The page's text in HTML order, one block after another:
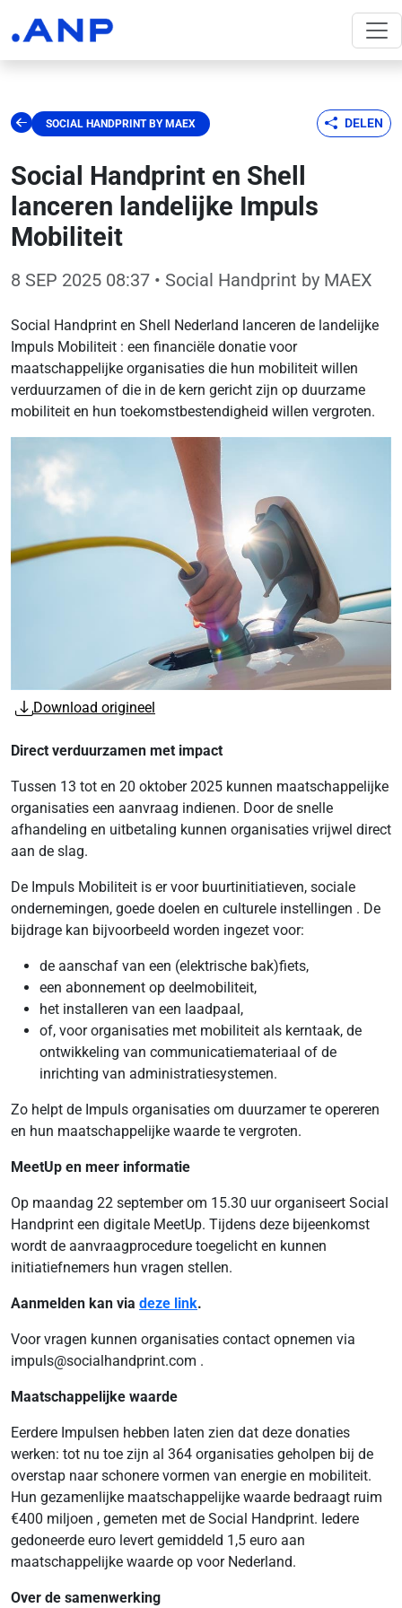
SOCIAL HANDPRINT BY MAEX DELEN
Social Handprint en Shell
lanceren landelijke Impuls
Mobiliteit
8 SEP 2025 08:37 • Social Handprint by MAEX
Social Handprint en Shell Nederland lanceren de landelijke
Impuls Mobiliteit : een financiële donatie voor
maatschappelijke organisaties die hun mobiliteit willen
verduurzamen of die in de kern gericht zijn op duurzame
mobiliteit en hun toekomstbestendigheid willen vergroten.
Download origineel
Direct verduurzamen met impact
Tussen 13 tot en 20 oktober 2025 kunnen maatschappelijke
organisaties een aanvraag indienen. Door de snelle
afhandeling en uitbetaling kunnen organisaties vrijwel direct
aan de slag.
De Impuls Mobiliteit is er voor buurtinitiatieven, sociale
ondernemingen, goede doelen en culturele instellingen . De
bijdrage kan bijvoorbeeld worden ingezet voor:
de aanschaf van een (elektrische bak)fiets,
een abonnement op deelmobiliteit,
het installeren van een laadpaal,
of, voor organisaties met mobiliteit als kerntaak, de
ontwikkeling van communicatiemateriaal of de
inrichting van administratiesystemen.
Zo helpt de Impuls organisaties om duurzamer te opereren
en hun maatschappelijke waarde te vergroten.
MeetUp en meer informatie
Op maandag 22 september om 15.30 uur organiseert Social
Handprint een digitale MeetUp. Tijdens deze bijeenkomst
wordt de aanvraagprocedure toegelicht en kunnen
initiatiefnemers hun vragen stellen.
Aanmelden kan via deze link.
Voor vragen kunnen organisaties contact opnemen via
impuls@socialhandprint.com .
Maatschappelijke waarde
Eerdere Impulsen hebben laten zien dat deze donaties
werken: tot nu toe zijn al 364 organisaties geholpen bij de
overstap naar schonere vormen van energie en mobiliteit.
Hun gezamenlijke maatschappelijke waarde bedraagt ruim
€400 miljoen , gemeten met de Social Handprint. Iedere
gedoneerde euro levert gemiddeld 1,5 euro aan
maatschappelijke waarde op voor Nederland.
Over de samenwerking